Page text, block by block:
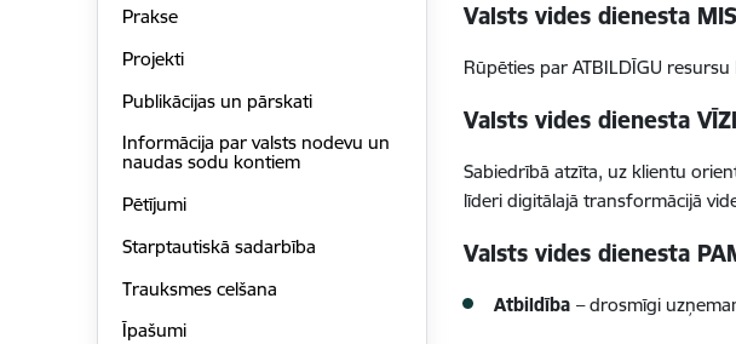
Prakse
Projekti
Publikācijas un pārskati
Informācija par valsts nodevu un
naudas sodu kontiem
Pētījumi
Starptautiskā sadarbība
Trauksmes celšana
Īpašumi
Valsts vides dienesta
Rūpēties par ATBILDĪGU resursu
Valsts vides dienesta
Sabiedrībā atzīta, uz klientu
līderi digitālajā transformācijā
Valsts vides dienesta
Atbildība– drosmīgi